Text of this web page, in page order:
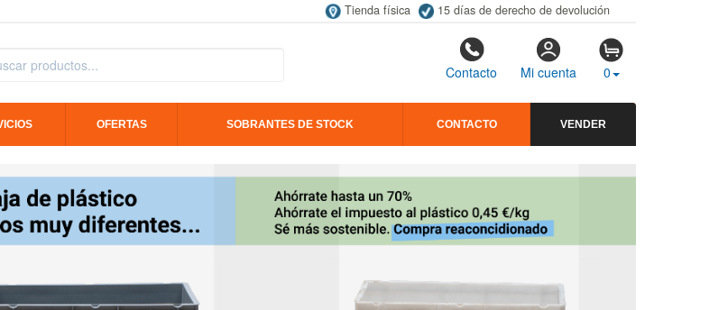
Tienda física 15 días de derecho de devolución
Contacto Mi cuenta 0
OFERTAS SOBRANTES DE STOCK CONTACTO VENDER